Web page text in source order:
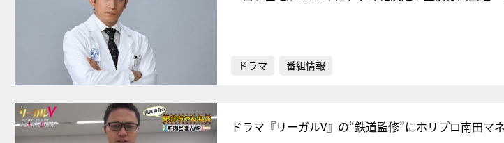
ドラマ 番組情報
ドラマ『リーガルV』の“鉄道監修”にホリプロ南田マ